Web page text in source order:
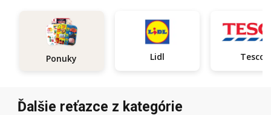
Ponuky Lidl Tesco
Ďalšie reťazce z kategórie